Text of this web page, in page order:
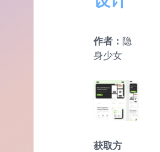
作者： 隐
身少女
获取方